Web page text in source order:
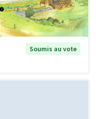
Soumis au vote